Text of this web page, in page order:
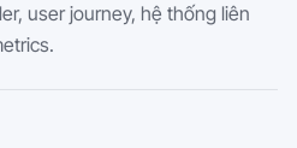
user journey, hệ thống liên